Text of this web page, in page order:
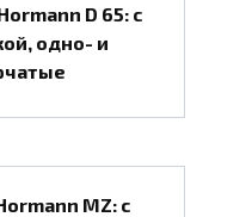
D 65: с
одно- и
MZ: с